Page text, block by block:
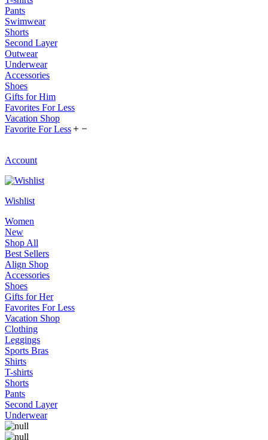
Pants
Swimwear
Shorts
Second Layer
Outwear
Underwear
Accessories
Shoes
Gifts for Him
Favorites For Less
Vacation Shop
Favorite For Less
Account
Wishlist
Women
New
Shop All
Best Sellers
Align Shop
Accessories
Shoes
Gifts for Her
Favorites For Less
Vacation Shop
Clothing
Leggings
Sports Bras
Shirts
T-shirts
Shorts
Pants
Second Layer
Underwear